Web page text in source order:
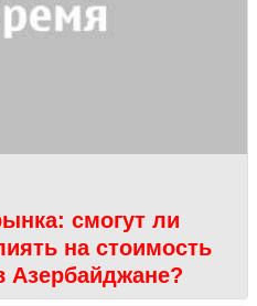
смогут ли
на стоимость
Азербайджане?